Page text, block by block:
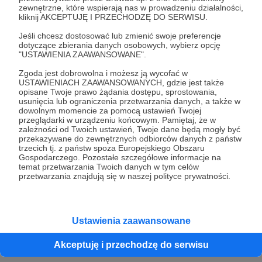
zewnętrzne, które wspierają nas w prowadzeniu działalności,
kliknij AKCEPTUJĘ I PRZECHODZĘ DO SERWISU.
Jeśli chcesz dostosować lub zmienić swoje preferencje
dotyczące zbierania danych osobowych, wybierz opcję
"USTAWIENIA ZAAWANSOWANE".
Zgoda jest dobrowolna i możesz ją wycofać w
USTAWIENIACH ZAAWANSOWANYCH, gdzie jest także
opisane Twoje prawo żądania dostępu, sprostowania,
usunięcia lub ograniczenia przetwarzania danych, a także w
dowolnym momencie za pomocą ustawień Twojej
przeglądarki w urządzeniu końcowym. Pamiętaj, że w
zależności od Twoich ustawień, Twoje dane będą mogły być
przekazywane do zewnętrznych odbiorców danych z państw
trzecich tj. z państw spoza Europejskiego Obszaru
Gospodarczego. Pozostałe szczegółowe informacje na
temat przetwarzania Twoich danych w tym celów
przetwarzania znajdują się w naszej polityce prywatności.
Ustawienia zaawansowane
Akceptuję i przechodzę do serwisu
trochę o historii:
Cele
tenmelon w japonia
3 753 zł
miesięcznie
3 207 zł
brakuje
14%
który pozostał na tej ziemi